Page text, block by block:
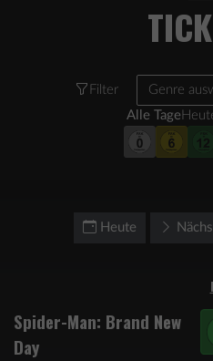
Filter
Genre
Alle Tage
Heute
Spider-Man: Brand New
Day